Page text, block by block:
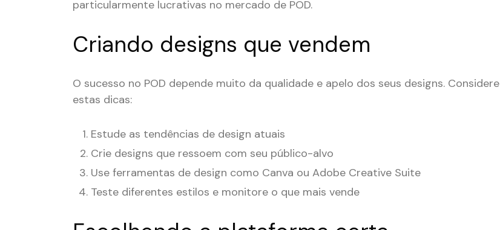
particularmente lucrativas no mercado de POD.
Criando designs que vendem
O sucesso no POD depende muito da qualidade e apelo dos seus designs. Considere
estas dicas:
Estude as tendências de design atuais
Crie designs que ressoem com seu público-alvo
Use ferramentas de design como Canva ou Adobe Creative Suite
Teste diferentes estilos e monitore o que mais vende